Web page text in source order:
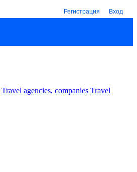
Регистрация Вход
Travel agencies, companies Travel